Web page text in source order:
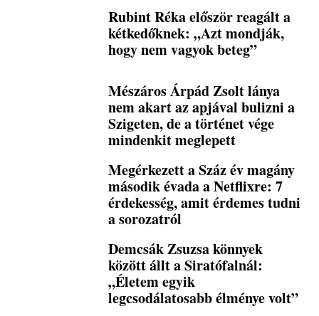
Rubint Réka először reagált a
kétkedőknek: „Azt mondják,
hogy nem vagyok beteg”
Mészáros Árpád Zsolt lánya
nem akart az apjával bulizni a
Szigeten, de a történet vége
mindenkit meglepett
Megérkezett a Száz év magány
második évada a Netflixre: 7
érdekesség, amit érdemes tudni
a sorozatról
Demcsák Zsuzsa könnyek
között állt a Siratófalnál:
„Életem egyik
legcsodálatosabb élménye volt”